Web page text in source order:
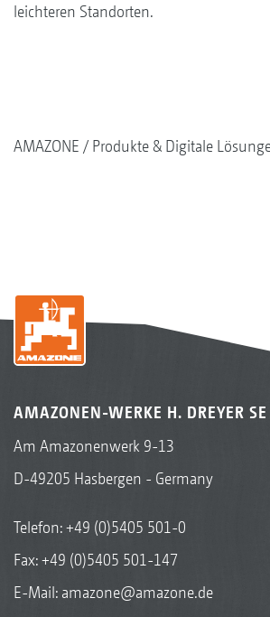
leichteren Standorten.
AMAZONE Produkte & Digitale
AMAZONEN-WERKE H. DREYER
Am Amazonenwerk 9-13
D-49205 Hasbergen - Germany
Telefon:+49 (0)5405 501-0
Fax: +49 (0)5405 501-147
E-Mail: amazone@amazone.de